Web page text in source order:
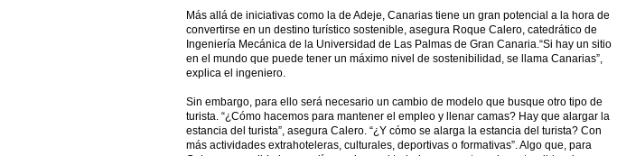
Más allá de iniciativas como la de Adeje, Canarias tiene un gran potencial a la hora de
convertirse en un destino turístico sostenible, asegura Roque Calero, catedrático de
Ingeniería Mecánica de la Universidad de Las Palmas de Gran Canaria.“Si hay un sitio
en el mundo que puede tener un máximo nivel de sostenibilidad, se llama Canarias”,
explica el ingeniero.
Sin embargo, para ello será necesario un cambio de modelo que busque otro tipo de
turista. “¿Cómo hacemos para mantener el empleo y llenar camas? Hay que alargar la
estancia del turista”, asegura Calero. “¿Y cómo se alarga la estancia del turista? Con
más actividades extrahoteleras, culturales, deportivas o formativas”. Algo que, para